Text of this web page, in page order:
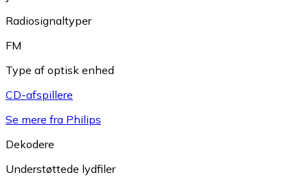
Radiosignaltyper
FM
Type af optisk enhed
CD-afspillere
Se mere fra Philips
Dekodere
Understøttede lydfiler